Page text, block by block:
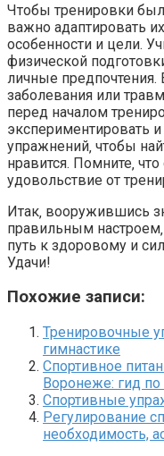
Чтобы тренировки
важно адаптировать
особенности и цели.
физической
личные предпочтения.
заболевания или
перед началом
экспериментировать
упражнений‚ чтобы
нравится. Помните‚
удовольствие от
Итак‚ вооружившись
правильным
путь к здоровому и
Удачи!
Похожие записи:
Тренировочные
гимнастике
Спортивное
Воронеже: гид
Спортивные
Регулирование
необходимость,